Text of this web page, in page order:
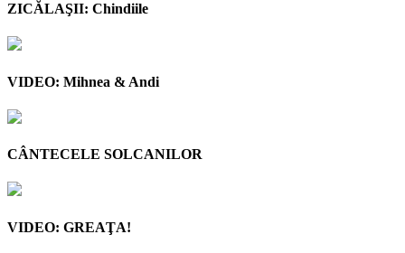
ZICĂLAŞII: Chindiile
VIDEO: Mihnea & Andi
CÂNTECELE SOLCANILOR
VIDEO: GREAŢA!